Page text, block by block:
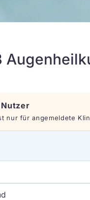
nur für angemeldete